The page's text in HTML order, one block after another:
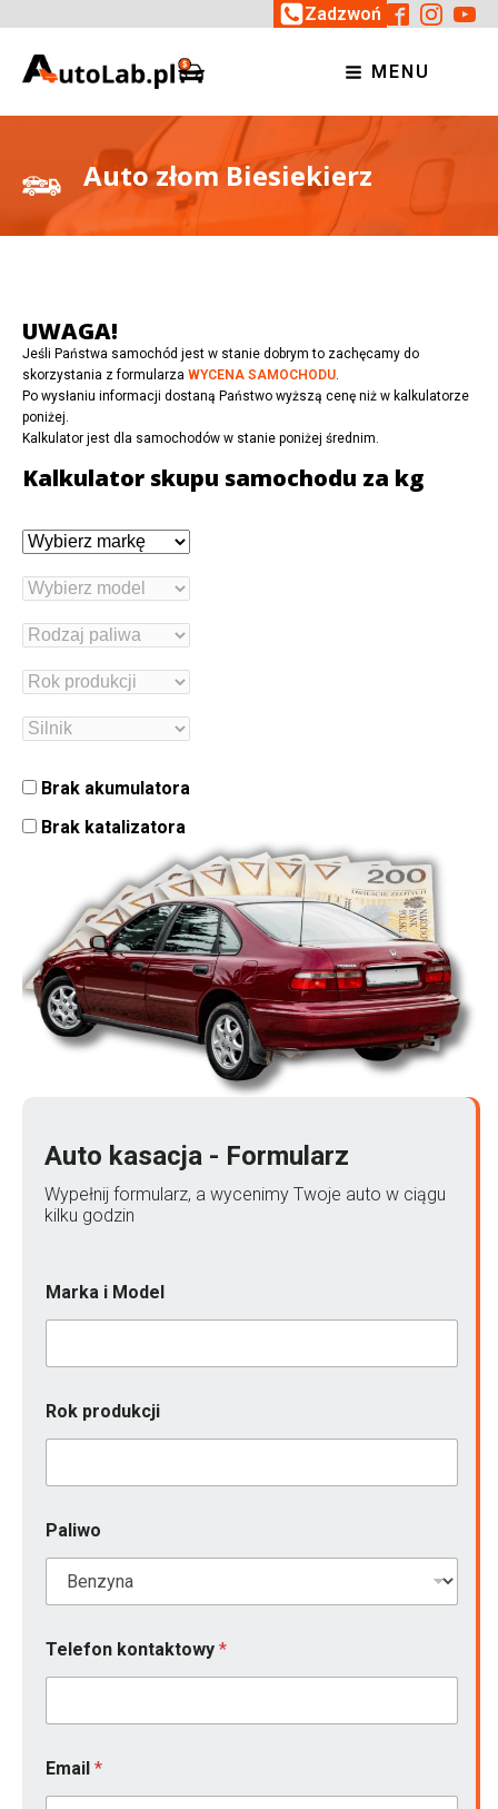
Zadzwoń
MENU
Auto złom Biesiekierz
UWAGA!
Jeśli Państwa samochód jest w stanie dobrym to zachęcamy do
skorzystania z formularza WYCENA SAMOCHODU.
Po wysłaniu informacji dostaną Państwo wyższą cenę niż w kalkulatorze
poniżej.
Kalkulator jest dla samochodów w stanie poniżej średnim.
Kalkulator skupu samochodu za kg
Brak akumulatora
Brak katalizatora
Auto kasacja - Formularz
Wypełnij formularz, a wycenimy Twoje auto w ciągu
kilku godzin
Marka i Model
Rok produkcji
Paliwo
Telefon kontaktowy *
Email *